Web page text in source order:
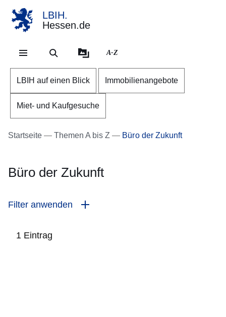
LBIH.
Hessen.de
A-Z
LBIH auf einen Blick Immobilienangebote
Miet- und Kaufgesuche
Startseite Themen A bis Z Büro der Zukunft
Büro der Zukunft
Filter anwenden
1 Eintrag